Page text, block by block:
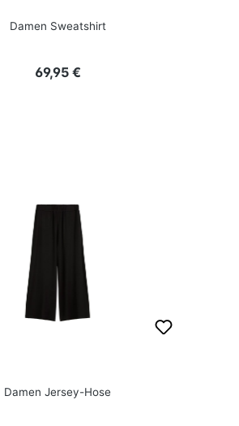
Damen Sweatshirt
Regulärer Preis:
69,95 €
Damen Jersey-Hose